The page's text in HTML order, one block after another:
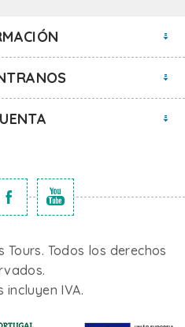
Todos los derechos
incluyen IVA.